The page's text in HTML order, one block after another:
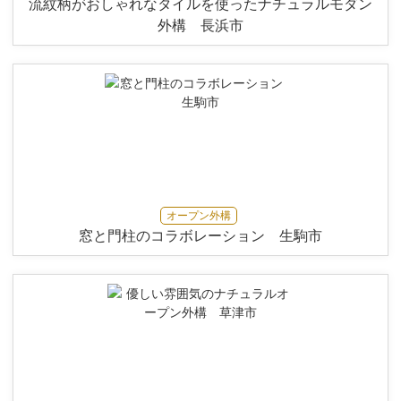
流紋柄がおしゃれなタイルを使ったナチュラルモダン
外構 長浜市
オープン外構
窓と門柱のコラボレーション 生駒市